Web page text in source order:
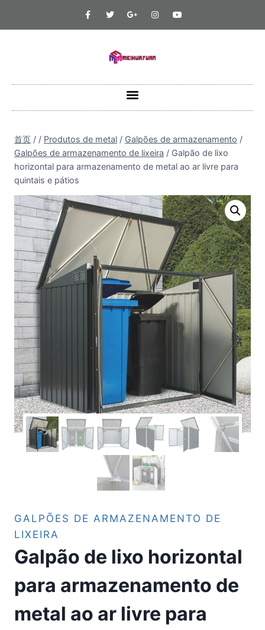
首页 / / Produtos de metal / Galpões de armazenamento /
Galpões de armazenamento de lixeira / Galpão de lixo
horizontal para armazenamento de metal ao ar livre para
quintais e pátios
GALPÕES DE ARMAZENAMENTO DE
LIXEIRA
Galpão de lixo horizontal
para armazenamento de
metal ao ar livre para